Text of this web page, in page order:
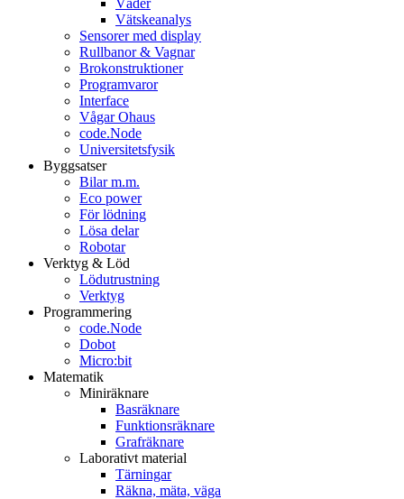
Vätskeanalys
Sensorer med display
Rullbanor & Vagnar
Brokonstruktioner
Programvaror
Interface
Vågar Ohaus
code.Node
Universitetsfysik
Byggsatser
Bilar m.m.
Eco power
För lödning
Lösa delar
Robotar
Verktyg & Löd
Lödutrustning
Verktyg
Programmering
code.Node
Dobot
Micro:bit
Matematik
Miniräknare
Basräknare
Funktionsräknare
Grafräknare
Laborativt material
Tärningar
Räkna, mäta, väga